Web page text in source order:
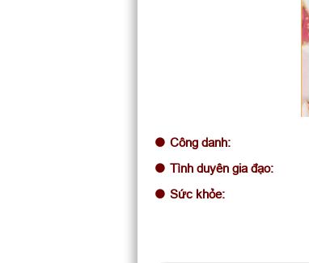
Công danh:
Tình duyên gia đạo:
Sức khỏe: